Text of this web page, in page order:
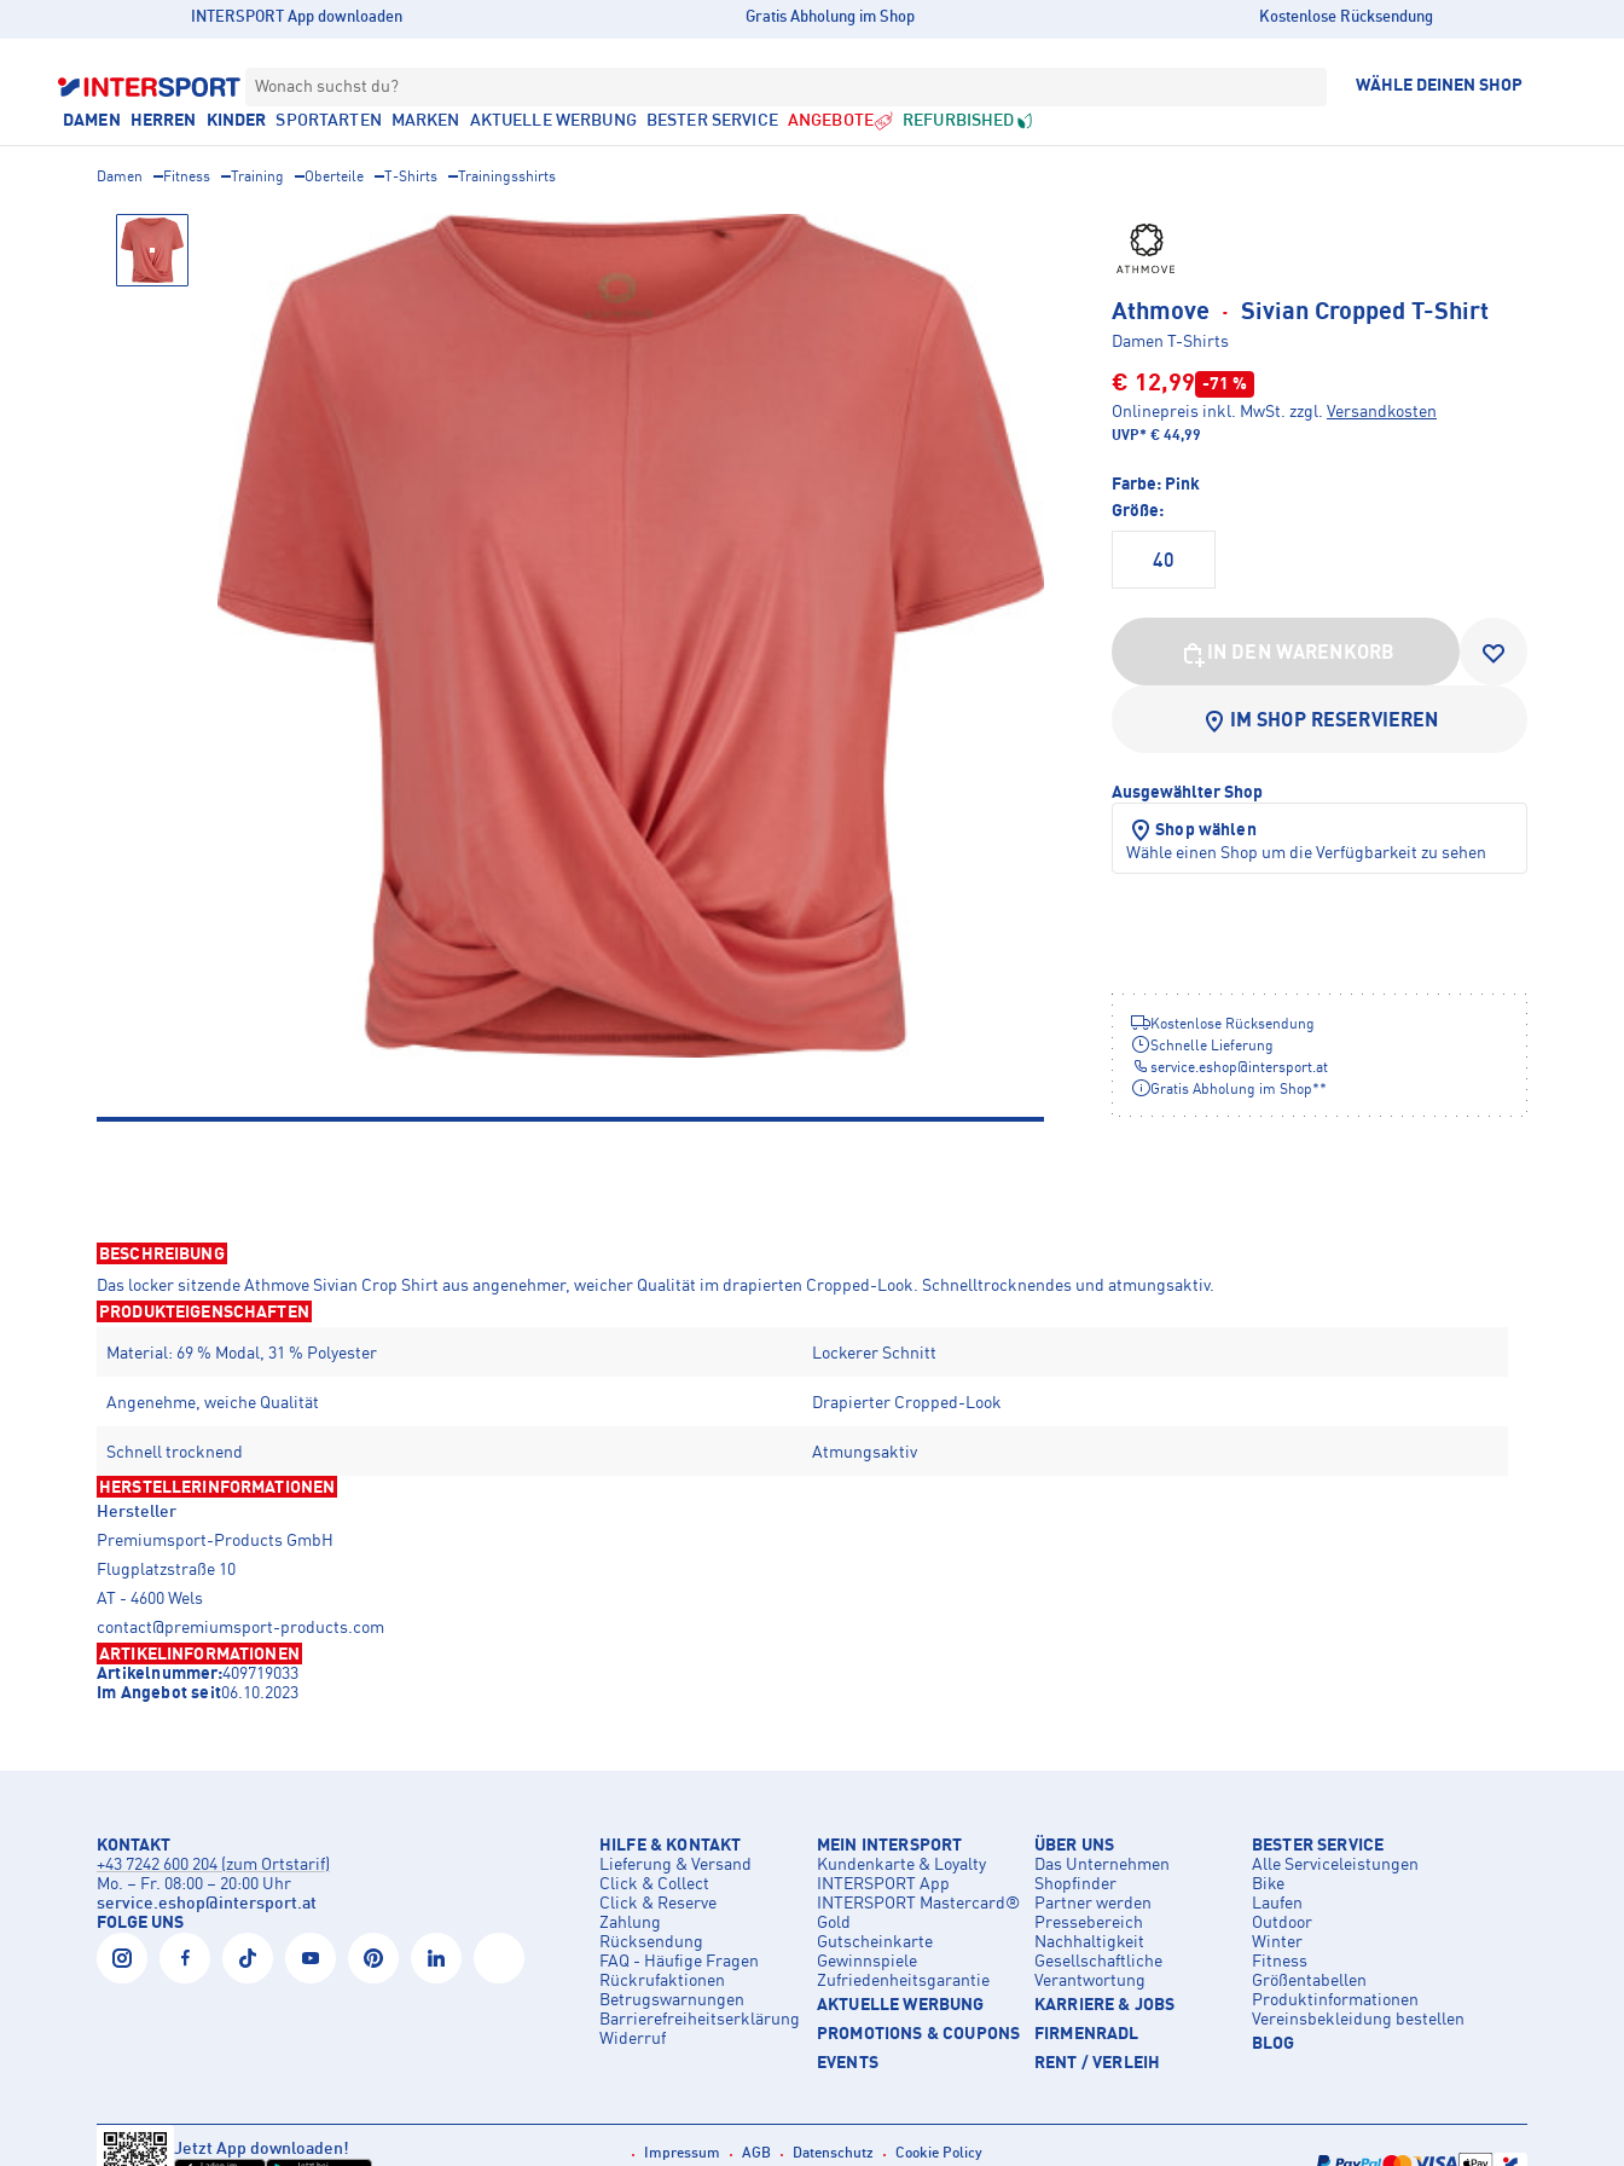
INTERSPORT App downloaden Gratis Abholung im Shop Kostenlose Rücksendung
Wonach suchst du? WÄHLE DEINEN SHOP
DAMEN HERREN KINDER SPORTARTEN MARKEN AKTUELLE WERBUNG BESTER SERVICE ANGEBOTE REFURBISHED
Damen Fitness Training Oberteile T-Shirts Trainingsshirts
Athmove · Sivian Cropped T-Shirt
Damen T-Shirts
€ 12,99 -71 %
Onlinepreis inkl. MwSt. zzgl. Versandkosten
UVP* € 44,99
Farbe: Pink
Größe:
40
IN DEN WARENKORB
IM SHOP RESERVIEREN
Ausgewählter Shop
Shop wählen
Wähle einen Shop um die Verfügbarkeit zu sehen
Kostenlose Rücksendung
Schnelle Lieferung
service.eshop@intersport.at
Gratis Abholung im Shop**
BESCHREIBUNG
Das locker sitzende Athmove Sivian Crop Shirt aus angenehmer, weicher Qualität im drapierten Cropped-Look. Schnelltrocknendes und atmungsaktiv.
PRODUKTEIGENSCHAFTEN
Material: 69 % Modal, 31 % Polyester Lockerer Schnitt
Angenehme, weiche Qualität Drapierter Cropped-Look
Schnell trocknend Atmungsaktiv
HERSTELLERINFORMATIONEN
Hersteller
Premiumsport-Products GmbH
Flugplatzstraße 10
AT - 4600 Wels
contact@premiumsport-products.com
ARTIKELINFORMATIONEN
Artikelnummer:409719033
Im Angebot seit06.10.2023
KONTAKT
+43 7242 600 204 (zum Ortstarif)
Mo. – Fr. 08:00 – 20:00 Uhr
service.eshop@intersport.at
FOLGE UNS
HILFE & KONTAKT
Lieferung & Versand
Click & Collect
Click & Reserve
Zahlung
Rücksendung
FAQ - Häufige Fragen
Rückrufaktionen
Betrugswarnungen
Barrierefreiheitserklärung
Widerruf
MEIN INTERSPORT
Kundenkarte & Loyalty
INTERSPORT App
INTERSPORT Mastercard®
Gold
Gutscheinkarte
Gewinnspiele
Zufriedenheitsgarantie
AKTUELLE WERBUNG
PROMOTIONS & COUPONS
EVENTS
ÜBER UNS
Das Unternehmen
Shopfinder
Partner werden
Pressebereich
Nachhaltigkeit
Gesellschaftliche
Verantwortung
KARRIERE & JOBS
FIRMENRADL
RENT / VERLEIH
BESTER SERVICE
Alle Serviceleistungen
Bike
Laufen
Outdoor
Winter
Fitness
Größentabellen
Produktinformationen
Vereinsbekleidung bestellen
BLOG
Jetzt App downloaden! Impressum AGB Datenschutz
Cookie Policy